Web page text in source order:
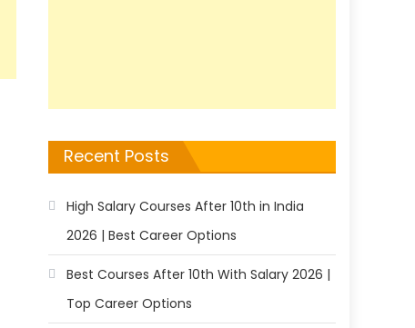
Recent Posts
High Salary Courses After 10th in India
2026 | Best Career Options
Best Courses After 10th With Salary 2026 |
Top Career Options